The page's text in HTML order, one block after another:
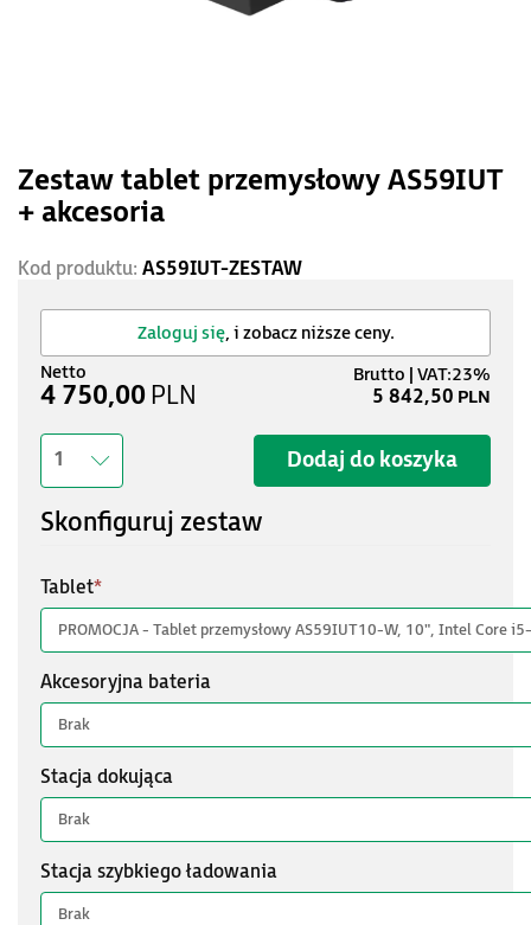
Zestaw tablet przemysłowy AS59IUT
+ akcesoria
Kod produktu: AS59IUT-ZESTAW
Zaloguj się, i zobacz niższe ceny.
Dodaj do koszyka
1
4 750,00 PLN 5 842,50 PLN
Skonfiguruj zestaw
Tablet*
Akcesoryjna bateria
Stacja dokująca
Stacja szybkiego ładowania